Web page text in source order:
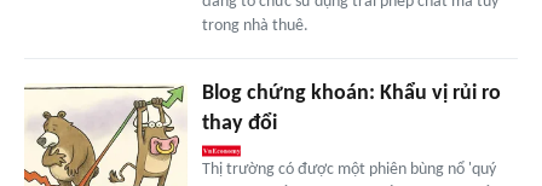
trong nhà thuê.
Blog chứng khoán: Khẩu vị rủi ro
thay đổi
Thị trường có được một phiên bùng nổ 'quý